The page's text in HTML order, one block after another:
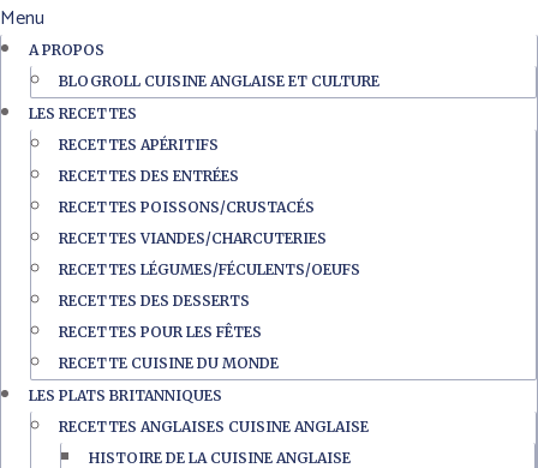
Menu
A PROPOS
BLOGROLL CUISINE ANGLAISE ET CULTURE
LES RECETTES
RECETTES APÉRITIFS
RECETTES DES ENTRÉES
RECETTES POISSONS/CRUSTACÉS
RECETTES VIANDES/CHARCUTERIES
RECETTES LÉGUMES/FÉCULENTS/OEUFS
RECETTES DES DESSERTS
RECETTES POUR LES FÊTES
RECETTE CUISINE DU MONDE
LES PLATS BRITANNIQUES
RECETTES ANGLAISES CUISINE ANGLAISE
HISTOIRE DE LA CUISINE ANGLAISE